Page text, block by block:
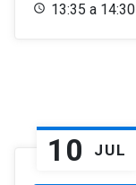
13:35 a 14:30
10 JUL